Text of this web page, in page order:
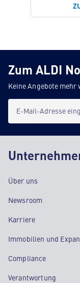
Zum ALDI
Keine Angebote mehr
E-Mail-Adresse
Über uns
Newsroom
Karriere
Immobilien und
Compliance
Verantwortung